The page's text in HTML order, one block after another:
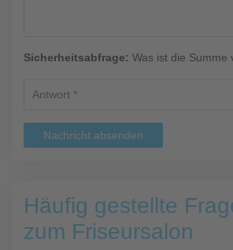
Sicherheitsabfrage: Was ist die Summe
Nachricht absenden
Häufig gestellte
zum Friseursalon